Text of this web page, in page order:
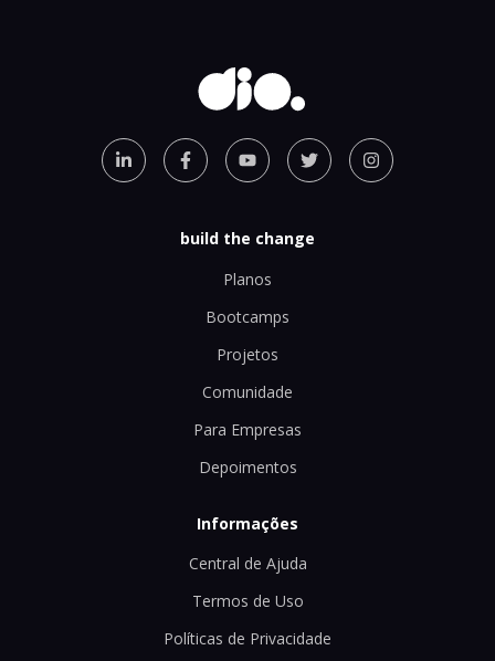
build the change
Planos
Bootcamps
Projetos
Comunidade
Para Empresas
Depoimentos
Informações
Central de Ajuda
Termos de Uso
Políticas de Privacidade